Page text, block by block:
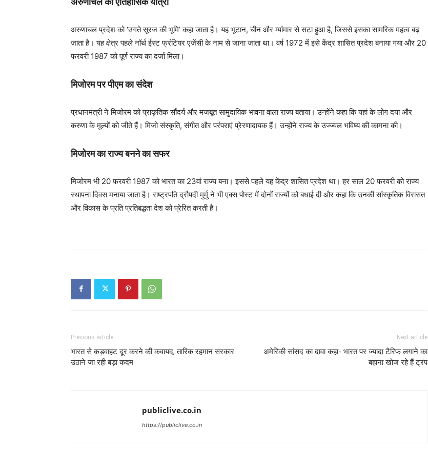
अरुणाचल प्रदेश को ‘उगते सूरज की भूमि’ कहा जाता है। यह भूटान, चीन और म्यांमार से सटा हुआ है, जिससे इसका सामरिक महत्व बढ़
जाता है। यह क्षेत्र पहले नॉर्थ ईस्ट फ्रंटियर एजेंसी के नाम से जाना जाता था। वर्ष 1972 में इसे केंद्र शासित प्रदेश बनाया गया और 20
फरवरी 1987 को पूर्ण राज्य का दर्जा मिला।
मिजोरम पर पीएम का संदेश
प्रधानमंत्री ने मिजोरम को प्राकृतिक सौंदर्य और मजबूत सामुदायिक भावना वाला राज्य बताया। उन्होंने कहा कि यहां के लोग दया और
करुणा के मूल्यों को जीते हैं। मिजो संस्कृति, संगीत और परंपराएं प्रेरणादायक हैं। उन्होंने राज्य के उज्ज्वल भविष्य की कामना की।
मिजोरम का राज्य बनने का सफर
मिजोरम भी 20 फरवरी 1987 को भारत का 23वां राज्य बना। इससे पहले यह केंद्र शासित प्रदेश था। हर साल 20 फरवरी को राज्य
स्थापना दिवस मनाया जाता है। राष्ट्रपति द्रौपदी मुर्मु ने भी एक्स पोस्ट में दोनों राज्यों को बधाई दी और कहा कि उनकी सांस्कृतिक विरासत
और विकास के प्रति प्रतिबद्धता देश को प्रेरित करती है।
Previous article
भारत से कड़वाहट दूर करने की कवायद, तारिक रहमान सरकार
उठाने जा रही बड़ा कदम
Next article
अमेरिकी सांसद का दावा कहा- भारत पर ज्यादा टैरिफ लगाने का
बहाना खोज रहे हैं ट्रंप
publiclive.co.in
https://publiclive.co.in